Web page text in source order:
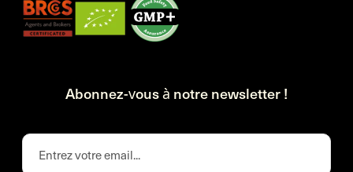
Abonnez-vous à notre newsletter !